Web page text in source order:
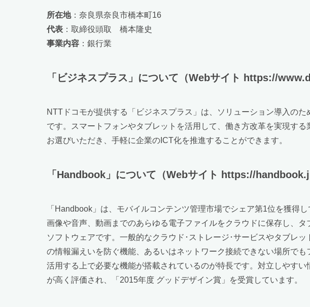
所在地：奈良県奈良市橋本町16
代表 ：取締役頭取 橋本隆史
事業内容 ：銀行業
「ビジネスプラス」について（Webサイト https://
NTTドコモが提供する「ビジネスプラス」は、ソリューション導入の
です。スマートフォンやタブレットを活用して、働き方改革を実現す
お選びいただき、手軽に企業のICT化を推進することができます。
「Handbook」について（Webサイト https://
「Handbook」は、モバイルコンテンツ管理市場でシェア第1位を獲得
画像や音声、動画までのあらゆる電子ファイルをクラウドに保存し、
ソフトウェアです。一般的なクラウド･ストレージ･サービスやタブレ
の情報漏えいを防ぐ機能、あるいはネットワーク接続できない場所で
活用する上で必要な機能が搭載されているのが特長です。対立しやす
が高く評価され、「2015年度 グッドデザイン賞」を受賞しています。